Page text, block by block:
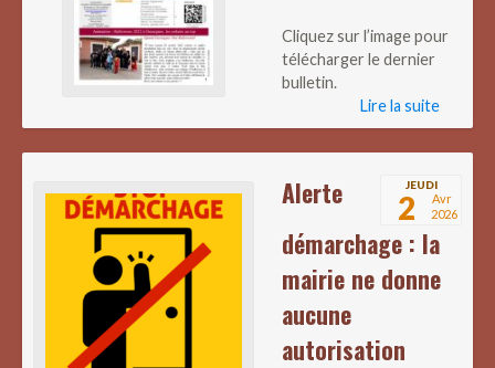
Cliquez sur l’image pour
télécharger le dernier
bulletin.
Lire la suite
JEUDI
2
Avr
2026
Alerte
démarchage : la
mairie ne donne
aucune
autorisation